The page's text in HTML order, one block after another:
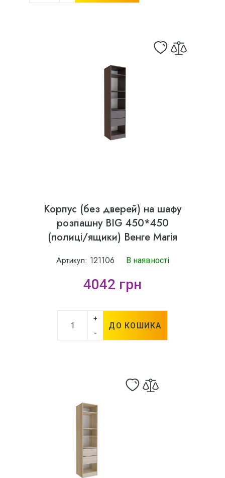
Корпус (без дверей) на шафу
розпашну BIG 450*450
(полиці/ящики) Венге Магія
Артикул: 121106 В наявності
4042 грн
+
-
ДО КОШИКА